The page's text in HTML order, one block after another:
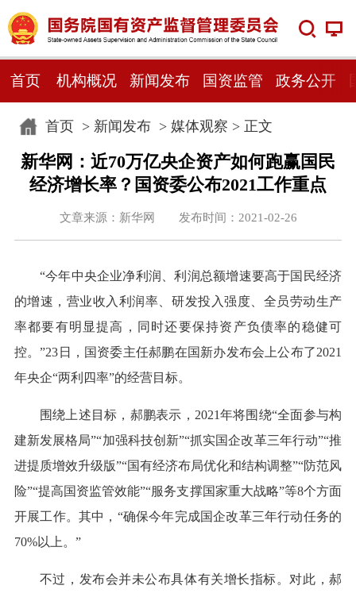
首页 机构概况 新闻发布 国资监管 政务公开
首页> 新闻发布> 媒体观察 > 正文
新华网：近70万亿央企资产如何跑赢国民
经济增长率？国资委公布2021工作重点
文章来源：新华网 发布时间：2021-02-26
“今年中央企业净利润、利润总额增速要高于国民经济
的增速，营业收入利润率、研发投入强度、全员劳动生产
率都要有明显提高，同时还要保持资产负债率的稳健可
控。”23日，国资委主任郝鹏在国新办发布会上公布了2021
年央企“两利四率”的经营目标。
围绕上述目标，郝鹏表示，2021年将围绕“全面参与构
建新发展格局”“加强科技创新”“抓实国企改革三年行动”“推
进提质增效升级版”“国有经济布局优化和结构调整”“防范风
险”“提高国资监管效能”“服务支撑国家重大战略”等8个方面
开展工作。其中，“确保今年完成国企改革三年行动任务的
70%以上。”
不过，发布会并未公布具体有关增长指标。对此，郝